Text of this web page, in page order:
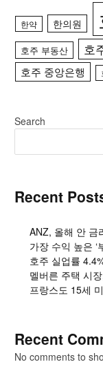
한약 한의원
호주 부동산 호
호주 중앙은행
Search
Recent
ANZ, 올해 안
가장 수익 높은 ‘
호주 실업률
멜버른 주택 시
프랑스도 15세
Recent
No comments to